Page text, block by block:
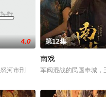
，惨遭满门流放，楚
4.0
河市刑侦支队在无普及监控、无
第12集
南戏
军阀混战的民国奉城，